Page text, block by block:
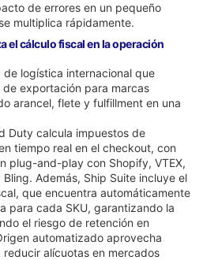
de errores en un pequeño
multiplica rápidamente.
el cálculo fiscal en la operación
logística internacional que
exportación para marcas
arancel, flete y fulfillment en una
Duty calcula impuestos de
tiempo real en el checkout, con
plug-and-play con Shopify, VTEX,
Además, Ship Suite incluye el
que encuentra automáticamente
para cada SKU, garantizando la
el riesgo de retención en
automatizado aprovecha
alícuotas en mercados